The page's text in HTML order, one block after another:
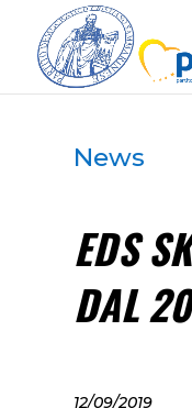
News
EDS
DAL
12/09/2019